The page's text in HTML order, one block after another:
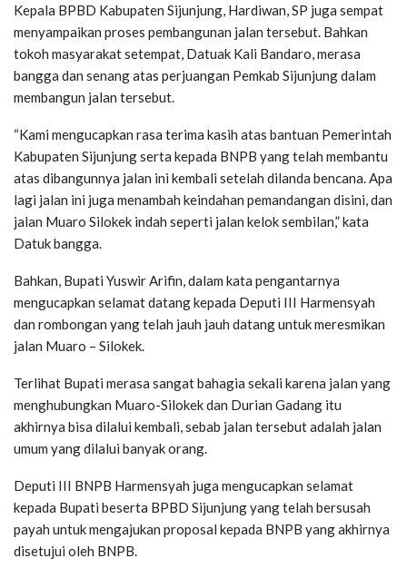
Kepala BPBD Kabupaten Sijunjung, Hardiwan, SP juga sempat
menyampaikan proses pembangunan jalan tersebut. Bahkan
tokoh masyarakat setempat, Datuak Kali Bandaro, merasa
bangga dan senang atas perjuangan Pemkab Sijunjung dalam
membangun jalan tersebut.
“Kami mengucapkan rasa terima kasih atas bantuan Pemerintah
Kabupaten Sijunjung serta kepada BNPB yang telah membantu
atas dibangunnya jalan ini kembali setelah dilanda bencana. Apa
lagi jalan ini juga menambah keindahan pemandangan disini, dan
jalan Muaro Silokek indah seperti jalan kelok sembilan,” kata
Datuk bangga.
Bahkan, Bupati Yuswir Arifin, dalam kata pengantarnya
mengucapkan selamat datang kepada Deputi III Harmensyah
dan rombongan yang telah jauh jauh datang untuk meresmikan
jalan Muaro – Silokek.
Terlihat Bupati merasa sangat bahagia sekali karena jalan yang
menghubungkan Muaro-Silokek dan Durian Gadang itu
akhirnya bisa dilalui kembali, sebab jalan tersebut adalah jalan
umum yang dilalui banyak orang.
Deputi III BNPB Harmensyah juga mengucapkan selamat
kepada Bupati beserta BPBD Sijunjung yang telah bersusah
payah untuk mengajukan proposal kepada BNPB yang akhirnya
disetujui oleh BNPB.